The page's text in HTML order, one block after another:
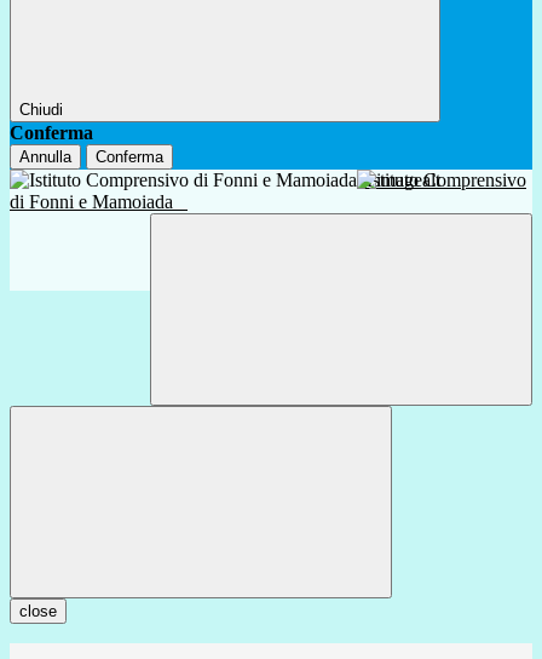
Chiudi
Conferma
Annulla Conferma
Istituto Comprensivo
di Fonni e Mamoiada
close